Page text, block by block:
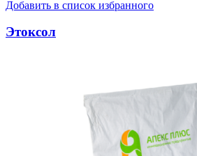
Добавить в список избранного
Этоксол